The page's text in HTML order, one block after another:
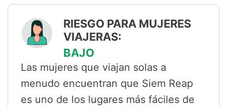
RIESGO PARA MUJERES
VIAJERAS:
BAJO
Las mujeres que viajan solas a
menudo encuentran que Siem Reap
es uno de los lugares más fáciles de